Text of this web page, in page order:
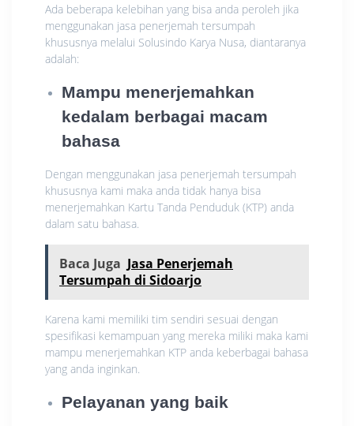
Ada beberapa kelebihan yang bisa anda peroleh jika
menggunakan jasa penerjemah tersumpah
khususnya melalui Solusindo Karya Nusa, diantaranya
adalah:
Mampu menerjemahkan
kedalam berbagai macam
bahasa
Dengan menggunakan jasa penerjemah tersumpah
khususnya kami maka anda tidak hanya bisa
menerjemahkan Kartu Tanda Penduduk (KTP) anda
dalam satu bahasa.
Baca Juga Jasa Penerjemah
Tersumpah di Sidoarjo
Karena kami memiliki tim sendiri sesuai dengan
spesifikasi kemampuan yang mereka miliki maka kami
mampu menerjemahkan KTP anda keberbagai bahasa
yang anda inginkan.
Pelayanan yang baik